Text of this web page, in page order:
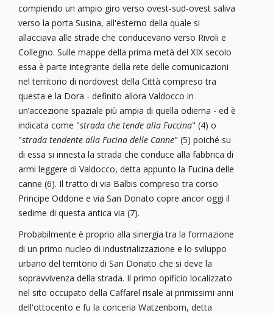
compiendo un ampio giro verso ovest-sud-ovest saliva
verso la porta Susina, all'esterno della quale si
allacciava alle strade che conducevano verso Rivoli e
Collegno. Sulle mappe della prima metà del XIX secolo
essa è parte integrante della rete delle comunicazioni
nel territorio di nordovest della Città compreso tra
questa e la Dora - definito allora Valdocco in
un’accezione spaziale più ampia di quella odierna - ed è
indicata come "strada che tende alla Fuccina" (4) o
"strada tendente alla Fucina delle Canne" (5) poiché su
di essa si innesta la strada che conduce alla fabbrica di
armi leggere di Valdocco, detta appunto la Fucina delle
canne (6). Il tratto di via Balbis compreso tra corso
Principe Oddone e via San Donato copre ancor oggi il
sedime di questa antica via (7).
Probabilmente è proprio alla sinergia tra la formazione
di un primo nucleo di industrializzazione e lo sviluppo
urbano del territorio di San Donato che si deve la
sopravvivenza della strada. Il primo opificio localizzato
nel sito occupato della Caffarel risale ai primissimi anni
dell'ottocento e fu la conceria Watzenborn, detta